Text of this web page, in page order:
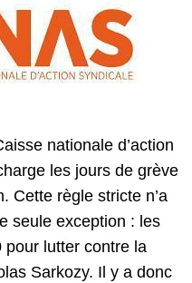
nationale d’action
les jours de grève
Cette règle stricte n’a
seule exception : les
pour lutter contre la
Sarkozy. Il y a donc